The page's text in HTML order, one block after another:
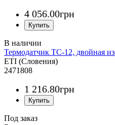
4 056.00грн
Термодатчик ТС-12, двойная
ETI (Словения)
2471808
1 216.80грн
Под заказ